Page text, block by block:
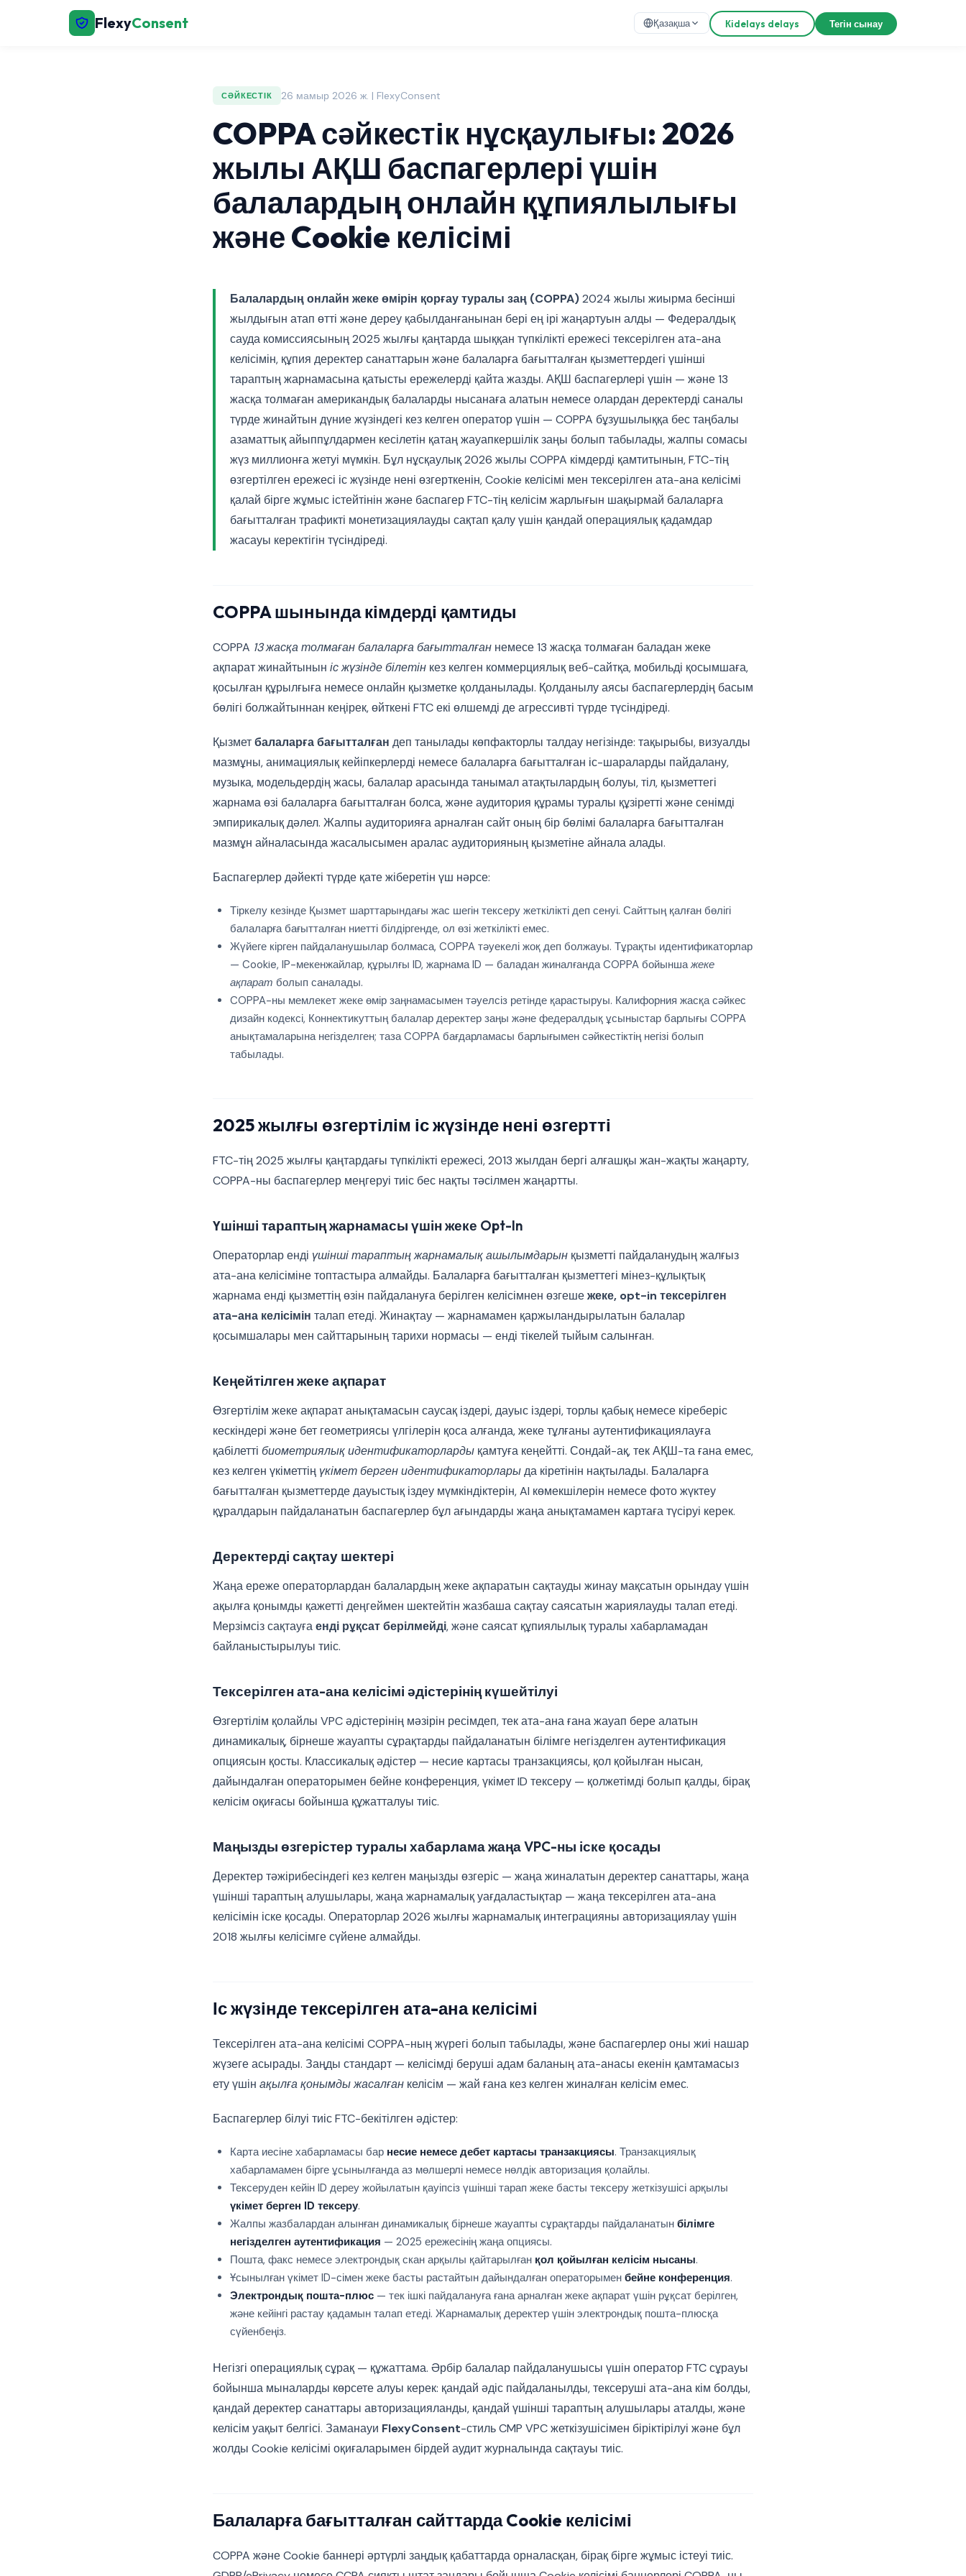
FlexyConsent Қазақша Кіdelays delays Тегін сынау
СӘЙКЕСТІК 26 мамыр 2026 ж. | FlexyConsent
COPPA сәйкестік нұсқаулығы: 2026
жылы АҚШ баспагерлері үшін
балалардың онлайн құпиялылығы
және Cookie келісімі
Балалардың онлайн жеке өмірін қорғау туралы заң (COPPA)2024 жылы жиырма бесінші
жылдығын атап өтті және дереу қабылданғанынан бері ең ірі жаңартуын алды — Федералдық
сауда комиссиясының 2025 жылғы қаңтарда шыққан түпкілікті ережесі тексерілген ата-ана
келісімін, құпия деректер санаттарын және балаларға бағытталған қызметтердегі үшінші
тараптың жарнамасына қатысты ережелерді қайта жазды. АҚШ баспагерлері үшін — және 13
жасқа толмаған американдық балаларды нысанаға алатын немесе олардан деректерді саналы
түрде жинайтын дүние жүзіндегі кез келген оператор үшін — COPPA бұзушылыққа бес таңбалы
азаматтық айыппұлдармен кесілетін қатаң жауапкершілік заңы болып табылады, жалпы сомасы
жүз миллионға жетуі мүмкін. Бұл нұсқаулық 2026 жылы COPPA кімдерді қамтитынын, FTC-тің
өзгертілген ережесі іс жүзінде нені өзгерткенін, Cookie келісімі мен тексерілген ата-ана келісімі
қалай бірге жұмыс істейтінін және баспагер FTC-тің келісім жарлығын шақырмай балаларға
бағытталған трафикті монетизациялауды сақтап қалу үшін қандай операциялық қадамдар
жасауы керектігін түсіндіреді.
COPPA шынында кімдерді қамтиды
COPPA 13 жасқа толмаған балаларға бағытталған немесе 13 жасқа толмаған баладан жеке
ақпарат жинайтынын іс жүзінде білетін кез келген коммерциялық веб-сайтқа, мобильді қосымшаға,
қосылған құрылғыға немесе онлайн қызметке қолданылады. Қолданылу аясы баспагерлердің басым
бөлігі болжайтыннан кеңірек, өйткені FTC екі өлшемді де агрессивті түрде түсіндіреді.
Қызметбалаларға бағытталған деп танылады көпфакторлы талдау негізінде: тақырыбы, визуалды
мазмұны, анимациялық кейіпкерлерді немесе балаларға бағытталған іс-шараларды пайдалану,
музыка, модельдердің жасы, балалар арасында танымал атақтылардың болуы, тіл, қызметтегі
жарнама өзі балаларға бағытталған болса, және аудитория құрамы туралы құзіретті және сенімді
эмпирикалық дәлел. Жалпы аудиторияға арналған сайт оның бір бөлімі балаларға бағытталған
мазмұн айналасында жасалысымен аралас аудиторияның қызметіне айнала алады.
Баспагерлер дәйекті түрде қате жіберетін үш нәрсе:
Тіркелу кезінде Қызмет шарттарындағы жас шегін тексеру жеткілікті деп сенуі. Сайттың қалған бөлігі
балаларға бағытталған ниетті білдіргенде, ол өзі жеткілікті емес.
Жүйеге кірген пайдаланушылар болмаса, COPPA тәуекелі жоқ деп болжауы. Тұрақты идентификаторлар
— Cookie, IP-мекенжайлар, құрылғы ID, жарнама ID — баладан жиналғанда COPPA бойыншажеке
ақпарат болып саналады.
COPPA-ны мемлекет жеке өмір заңнамасымен тәуелсіз ретінде қарастыруы. Калифорния жасқа сәйкес
дизайн кодексі, Коннектикуттың балалар деректер заңы және федералдық ұсыныстар барлығы COPPA
анықтамаларына негізделген; таза COPPA бағдарламасы барлығымен сәйкестіктің негізі болып
табылады.
2025 жылғы өзгертілім іс жүзінде нені өзгертті
FTC-тің 2025 жылғы қаңтардағы түпкілікті ережесі, 2013 жылдан бергі алғашқы жан-жақты жаңарту,
COPPA-ны баспагерлер меңгеруі тиіс бес нақты тәсілмен жаңартты.
Үшінші тараптың жарнамасы үшін жеке Opt-In
Операторлар енді үшінші тараптың жарнамалық ашылымдарын қызметті пайдаланудың жалғыз
ата-ана келісіміне топтастыра алмайды. Балаларға бағытталған қызметтегі мінез-құлықтық
жарнама енді қызметтің өзін пайдалануға берілген келісімнен өзгешежеке, opt-in тексерілген
ата-ана келісімін талап етеді. Жинақтау — жарнамамен қаржыландырылатын балалар
қосымшалары мен сайттарының тарихи нормасы — енді тікелей тыйым салынған.
Кеңейтілген жеке ақпарат
Өзгертілім жеке ақпарат анықтамасын саусақ іздері, дауыс іздері, торлы қабық немесе кіреберіс
кескіндері және бет геометриясы үлгілерін қоса алғанда, жеке тұлғаны аутентификациялауға
қабілетті биометриялық идентификаторларды қамтуға кеңейтті. Сондай-ақ, тек АҚШ-та ғана емес,
кез келген үкіметтің үкімет берген идентификаторларыда кіретінін нақтылады. Балаларға
бағытталған қызметтерде дауыстық іздеу мүмкіндіктерін, AI көмекшілерін немесе фото жүктеу
құралдарын пайдаланатын баспагерлер бұл ағындарды жаңа анықтамамен картаға түсіруі керек.
Деректерді сақтау шектері
Жаңа ереже операторлардан балалардың жеке ақпаратын сақтауды жинау мақсатын орындау үшін
ақылға қонымды қажетті деңгеймен шектейтін жазбаша сақтау саясатын жариялауды талап етеді.
Мерзімсіз сақтауғаенді рұқсат берілмейді, және саясат құпиялылық туралы хабарламадан
байланыстырылуы тиіс.
Тексерілген ата-ана келісімі әдістерінің күшейтілуі
Өзгертілім қолайлы VPC әдістерінің мәзірін ресімдеп, тек ата-ана ғана жауап бере алатын
динамикалық, бірнеше жауапты сұрақтарды пайдаланатын білімге негізделген аутентификация
опциясын қосты. Классикалық әдістер — несие картасы транзакциясы, қол қойылған нысан,
дайындалған операторымен бейне конференция, үкімет ID тексеру — қолжетімді болып қалды, бірақ
келісім оқиғасы бойынша құжатталуы тиіс.
Маңызды өзгерістер туралы хабарлама жаңа VPC-ны іске қосады
Деректер тәжірибесіндегі кез келген маңызды өзгеріс — жаңа жиналатын деректер санаттары, жаңа
үшінші тараптың алушылары, жаңа жарнамалық уағдаластықтар — жаңа тексерілген ата-ана
келісімін іске қосады. Операторлар 2026 жылғы жарнамалық интеграцияны авторизациялау үшін
2018 жылғы келісімге сүйене алмайды.
Іс жүзінде тексерілген ата-ана келісімі
Тексерілген ата-ана келісімі COPPA-ның жүрегі болып табылады, және баспагерлер оны жиі нашар
жүзеге асырады. Заңды стандарт — келісімді беруші адам баланың ата-анасы екенін қамтамасыз
ету үшін ақылға қонымды жасалған келісім — жай ғана кез келген жиналған келісім емес.
Баспагерлер білуі тиіс FTC-бекітілген әдістер:
Карта иесіне хабарламасы бар несие немесе дебет картасы транзакциясы. Транзакциялық
хабарламамен бірге ұсынылғанда аз мөлшерлі немесе нөлдік авторизация қолайлы.
Тексеруден кейін ID дереу жойылатын қауіпсіз үшінші тарап жеке басты тексеру жеткізушісі арқылы
үкімет берген ID тексеру.
Жалпы жазбалардан алынған динамикалық бірнеше жауапты сұрақтарды пайдаланатын білімге
негізделген аутентификация — 2025 ережесінің жаңа опциясы.
Пошта, факс немесе электрондық скан арқылы қайтарылған қол қойылған келісім нысаны.
Ұсынылған үкімет ID-сімен жеке басты растайтын дайындалған операторымен бейне конференция.
Электрондық пошта-плюс — тек ішкі пайдалануға ғана арналған жеке ақпарат үшін рұқсат берілген,
және кейінгі растау қадамын талап етеді. Жарнамалық деректер үшін электрондық пошта-плюсқа
сүйенбеңіз.
Негізгі операциялық сұрақ — құжаттама. Әрбір балалар пайдаланушысы үшін оператор FTC сұрауы
бойынша мыналарды көрсете алуы керек: қандай әдіс пайдаланылды, тексеруші ата-ана кім болды,
қандай деректер санаттары авторизацияланды, қандай үшінші тараптың алушылары аталды, және
келісім уақыт белгісі. Заманауи FlexyConsent-стиль CMP VPC жеткізушісімен біріктірілуі және бұл
жолды Cookie келісімі оқиғаларымен бірдей аудит журналында сақтауы тиіс.
Балаларға бағытталған сайттарда Cookie келісімі
COPPA және Cookie баннері әртүрлі заңдық қабаттарда орналасқан, бірақ бірге жұмыс істеуі тиіс.